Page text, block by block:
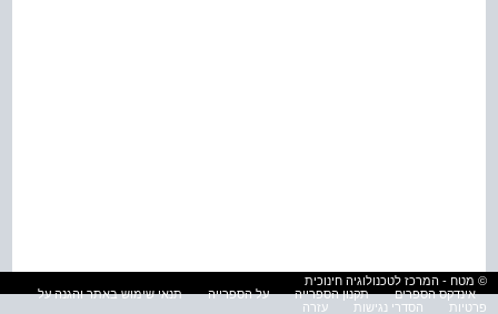
© מטח - המרכז לטכנולוגיה חינוכית
אינדקס הספרים
תקנון הספרייה על הספרייה
תנאי שימוש באתר והגנה על
פרטיות
הסדרי נגישות עזרה